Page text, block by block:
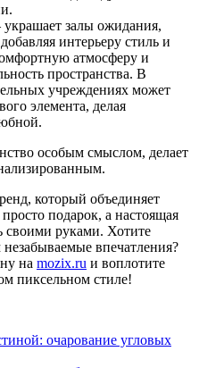
залы ожидания,
интерьеру стиль и
атмосферу и
пространства. В
учреждениях может
элемента, делая
особым смыслом, делает
который объединяет
подарок, а настоящая
своими руками. Хотите
впечатления?
на mozix.ru и воплотите
пиксельном стиле!
очарование угловых